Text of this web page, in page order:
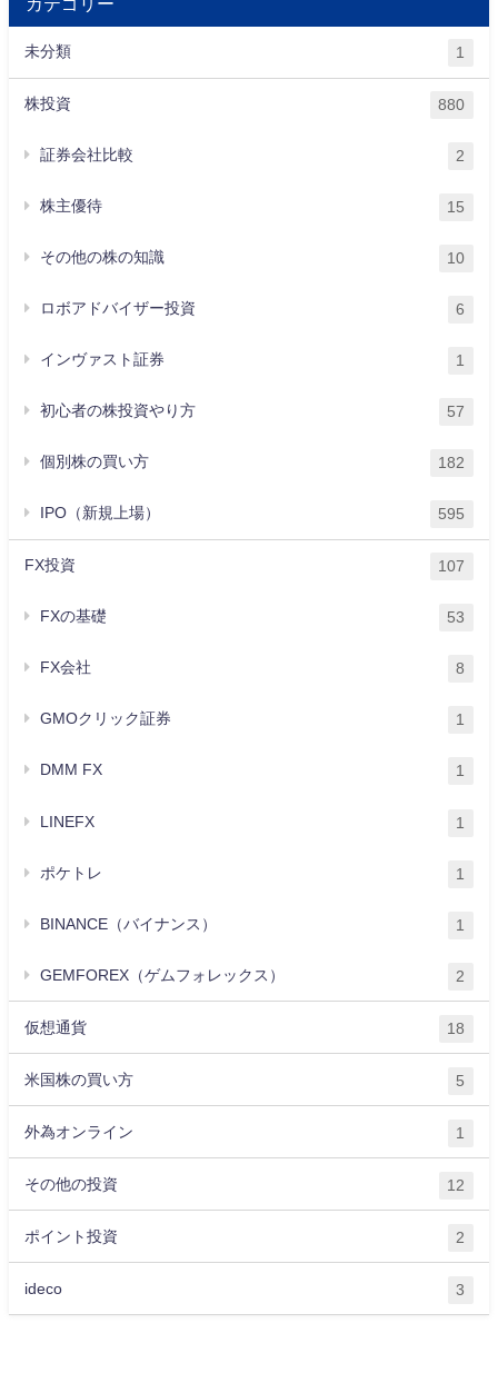
未分類 1
株投資 880
証券会社比較 2
株主優待 15
その他の株の知識 10
ロボアドバイザー投資 6
インヴァスト証券 1
初心者の株投資やり方 57
個別株の買い方 182
IPO（新規上場） 595
FX投資 107
FXの基礎 53
FX会社 8
GMOクリック証券 1
DMM FX 1
LINEFX 1
ポケトレ 1
BINANCE（バイナンス） 1
GEMFOREX（ゲムフォレックス） 2
仮想通貨 18
米国株の買い方 5
外為オンライン 1
その他の投資 12
ポイント投資 2
ideco 3